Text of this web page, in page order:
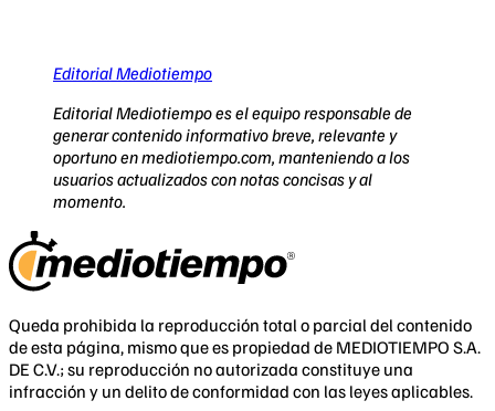
Editorial Mediotiempo
Editorial Mediotiempo es el equipo responsable de
generar contenido informativo breve, relevante y
oportuno en mediotiempo.com, manteniendo a los
usuarios actualizados con notas concisas y al
momento.
Queda prohibida la reproducción total o parcial del contenido
de esta página, mismo que es propiedad de MEDIOTIEMPO S.A.
DE C.V.; su reproducción no autorizada constituye una
infracción y un delito de conformidad con las leyes aplicables.